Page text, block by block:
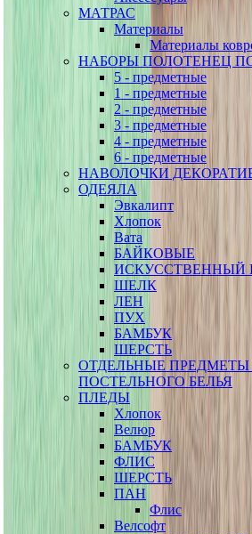
МАТРАС
Материалы
Материалы
НАБОРЫ ПОЛОТЕНЕЦ
5 - предметные
1 - предметные
2 - предметные
3 - предметные
4 - предметные
6 - предметные
НАВОЛОЧКИ
ОДЕЯЛА
Эвкалипт
Хлопок
Вата
БАЙКОВЫЕ
ИСКУССТВЕННЫЙ
ШЕЛК
ЛЕН
ПУХ
БАМБУК
ШЕРСТЬ
ОТДЕЛЬНЫЕ
ПОСТЕЛЬНОГО БЕЛЬЯ
ПЛЕДЫ
Хлопок
Велюр
БАМБУК
ФЛИС
ШЕРСТЬ
ПАН
Флис
Велсофт